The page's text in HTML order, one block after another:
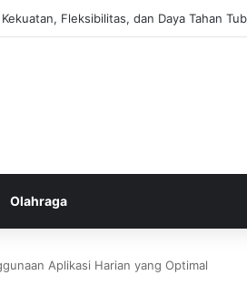
Kekuatan Otot Inti Secara Efektif
Olahraga
Aplikasi Harian yang Optimal